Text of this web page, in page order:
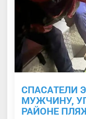
СПАСАТЕЛИ
МУЖЧИНУ,
РАЙОНЕ